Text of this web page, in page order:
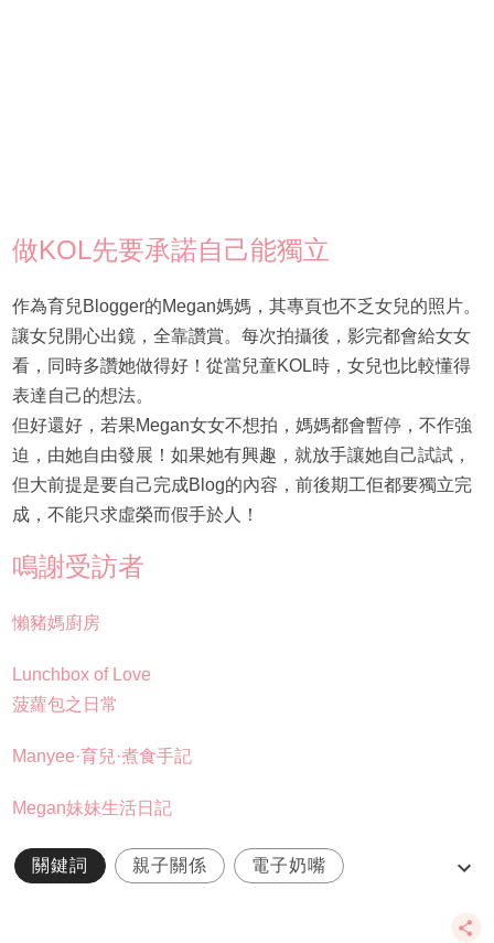
做KOL先要承諾自己能獨立
作為育兒Blogger的Megan媽媽，其專頁也不乏女兒的照片。
讓女兒開心出鏡，全靠讚賞。每次拍攝後，影完都會給女女
看，同時多讚她做得好！從當兒童KOL時，女兒也比較懂得
表達自己的想法。
但好還好，若果Megan女女不想拍，媽媽都會暫停，不作強
迫，由她自由發展！如果她有興趣，就放手讓她自己試試，
但大前提是要自己完成Blog的內容，前後期工佢都要獨立完
成，不能只求虛榮而假手於人！
鳴謝受訪者
懶豬媽廚房
Lunchbox of Love
菠蘿包之日常
Manyee·育兒·煮食手記
Megan妹妹生活日記
關鍵詞 親子關係 電子奶嘴